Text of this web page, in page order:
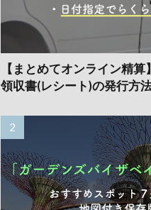
【まとめてオンライン精
領収書(レシート)の発行方